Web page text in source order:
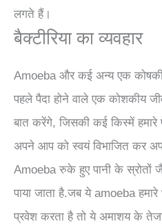
लगते हैं।
बैक्टीरिया का व्यवहार
Amoeba और कई अन्य एक
पहले पैदा होने वाले एक कोशकीय
बात करेंगे, जिसकी कई किस्में हमारे
अपने आप को स्वयं विभाजित कर
Amoeba रुके हुए पानी के स्रोतों
पाया जाता है.जब ये amoeba
प्रवेश करता है तो ये अमाशय के